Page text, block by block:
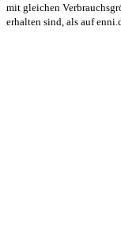
mit gleichen
erhalten sind, als auf